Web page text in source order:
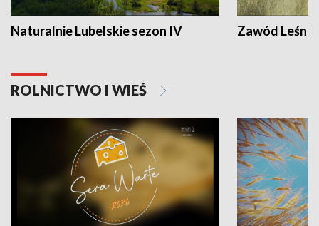
Naturalnie Lubelskie sezon IV Zawód Leśnik
ROLNICTWO I WIEŚ